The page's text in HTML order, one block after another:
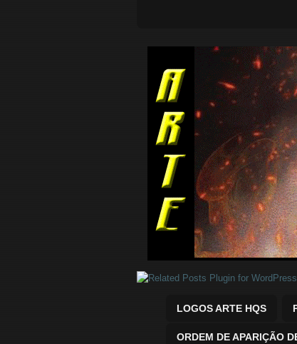
Quadrinhos Marvel e DC para
LOGOS ARTE HQS
ORDEM DE APARIÇÃO